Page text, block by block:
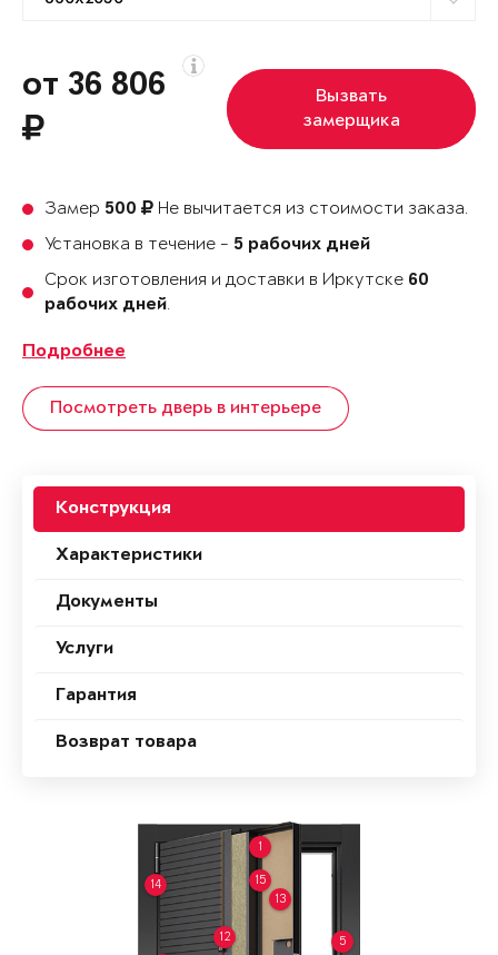
от 36 806
Вызвать
замерщика
Замер 500
Не вычитается из стоимости заказа.
Установка в течение - 5 рабочих дней
Срок изготовления и доставки в Иркутске 60
рабочих дней.
Подробнее
Посмотреть дверь в интерьере
Конструкция
Характеристики
Документы
Услуги
Гарантия
Возврат товара
1
5
12
13
14 15